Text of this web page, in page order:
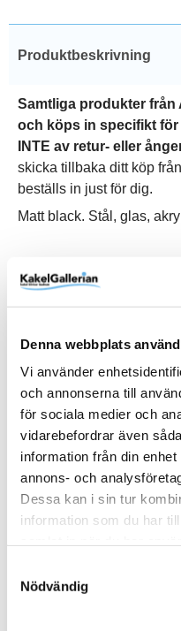
Denna webbplats
Vi använder
och annonserna till
för sociala medier och
vidarebefordrar även
information från din
annons- och
Dessa kan i sin tur
information som du har
Nödvändig
Produktbeskrivning
Samtliga produkter
och köps in specifikt
INTE av retur- eller
skicka tillbaka ditt köp
beställs in just för dig.
Matt black. Stål, glas,
Produktinformation
Art.Nr
Djup (mm)
EAN
Höjd (mm)
RSK
Varumärke
Visa fler(4 mer)
SKU / artikelnummer: